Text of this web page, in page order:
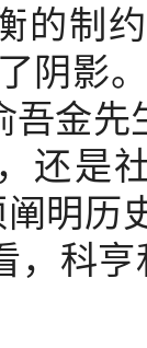
的制
阴影
金先
还是
阐明
，科